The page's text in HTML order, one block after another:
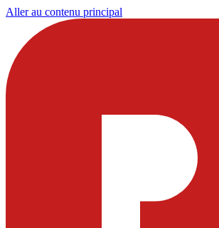
Aller au contenu principal